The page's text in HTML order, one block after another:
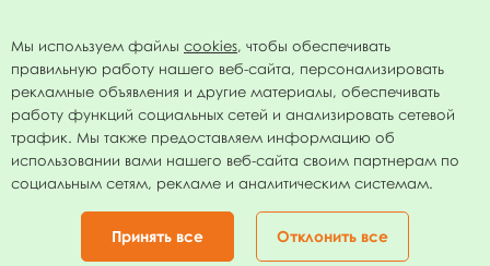
Фигура Цифра 7 Rose Gold
40"/102см
99.00руб.
Мы используем файлы cookies, чтобы обеспечивать
правильную работу нашего веб-сайта, персонализировать
рекламные объявления и другие материалы, обеспечивать
работу функций социальных сетей и анализировать сетевой
трафик. Мы также предоставляем информацию об
использовании вами нашего веб-сайта своим партнерам по
социальным сетям, рекламе и аналитическим системам.
Принять все Отклонить все